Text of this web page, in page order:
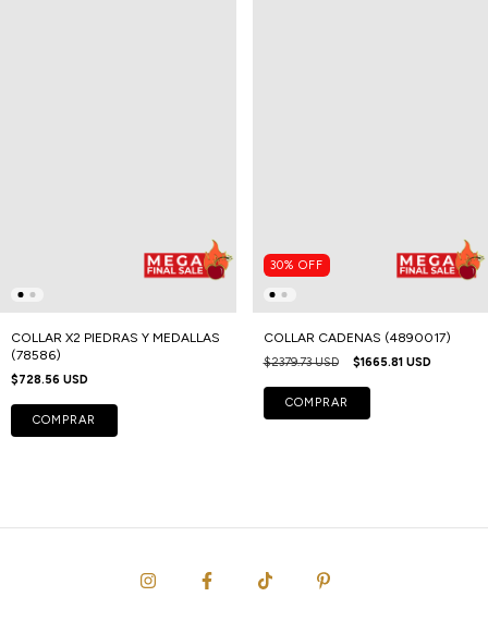
COLLAR X2 PIEDRAS Y MEDALLAS
(78586)
$728.56 USD
COMPRAR
30% OFF
COLLAR CADENAS (4890017)
$2379.73 USD $1665.81 USD
COMPRAR